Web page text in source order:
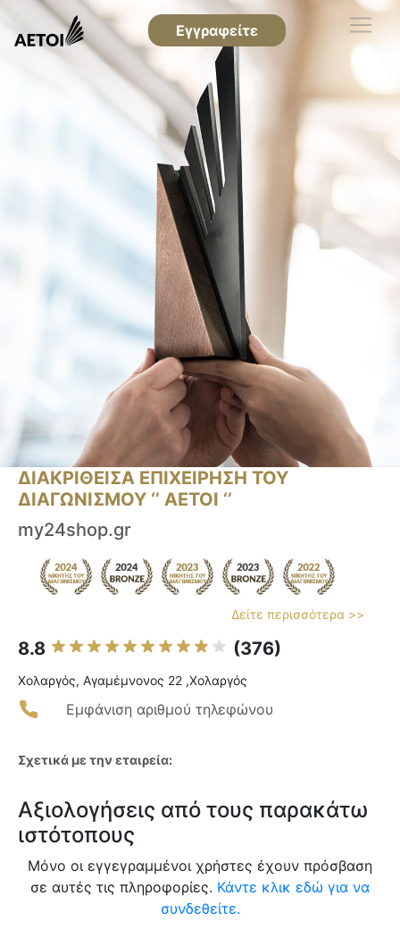
Εγγραφείτε
ΔΙΑΚΡΙΘΕΙΣΑ ΕΠΙΧΕΙΡΗΣΗ ΤΟΥ
ΔΙΑΓΩΝΙΣΜΟΥ ‘’ ΑΕΤΟΙ ‘’
my24shop.gr
Δείτε περισσότερα >>
8.8 (376)
Χολαργός, Αγαμέμνονος 22 ,Χολαργός
Εμφάνιση αριθμού τηλεφώνου
Σχετικά με την εταιρεία:
Αξιολογήσεις από τους παρακάτω
ιστότοπους
Μόνο οι εγγεγραμμένοι χρήστες έχουν πρόσβαση
σε αυτές τις πληροφορίες. Κάντε κλικ εδώ για να
συνδεθείτε.